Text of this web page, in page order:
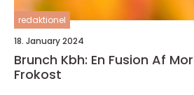
redaktionel
18. January 2024
Brunch Kbh: En Fusion Af
Frokost